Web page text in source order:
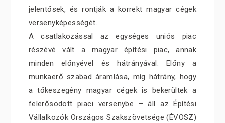
jelentősek, és rontják a korrekt magyar cégek
versenyképességét.
A csatlakozással az egységes uniós piac
részévé vált a magyar építési piac, annak
minden előnyével és hátrányával. Előny a
munkaerő szabad áramlása, míg hátrány, hogy
a tőkeszegény magyar cégek is bekerültek a
felerősödött piaci versenybe – áll az Építési
Vállalkozók Országos Szakszövetsége (ÉVOSZ)